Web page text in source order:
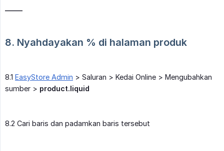
8. Nyahdayakan % di halaman produk
8.1 EasyStore Admin > Saluran > Kedai Online > Mengubahkan
sumber > product.liquid
8.2 Cari baris dan padamkan baris tersebut